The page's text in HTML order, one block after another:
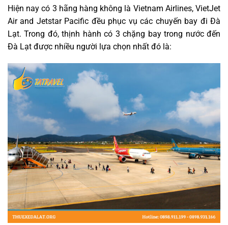
Hiện nay có 3 hãng hàng không là Vietnam Airlines, VietJet
Air and Jetstar Pacific đều phục vụ các chuyến bay đi Đà
Lạt. Trong đó, thịnh hành có 3 chặng bay trong nước đến
Đà Lạt được nhiều người lựa chọn nhất đó là: